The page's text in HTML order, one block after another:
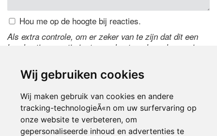
Wij gebruiken cookies
Wij maken gebruik van cookies en andere
tracking-technologieÃ«n om uw surfervaring op
onze website te verbeteren, om
gepersonaliseerde inhoud en advertenties te
Hou me op de hoogte bij reacties.
Als extra controle, om er zeker van te zijn dat dit een
handmatige reactie is, typ onderstaande code over in
de code te wijzigen.